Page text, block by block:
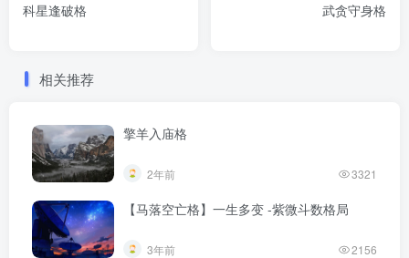
科星逢破格
武贪守身格
相关推荐
擎羊入庙格
2年前 3321
【马落空亡格】一生多变 -紫微斗数格局
3年前 2156